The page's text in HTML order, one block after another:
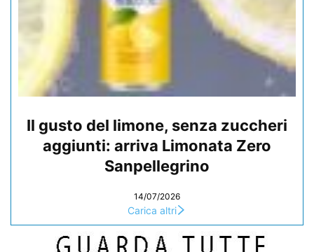
Il gusto del limone, senza zuccheri
aggiunti: arriva Limonata Zero
Sanpellegrino
14/07/2026
Carica altri